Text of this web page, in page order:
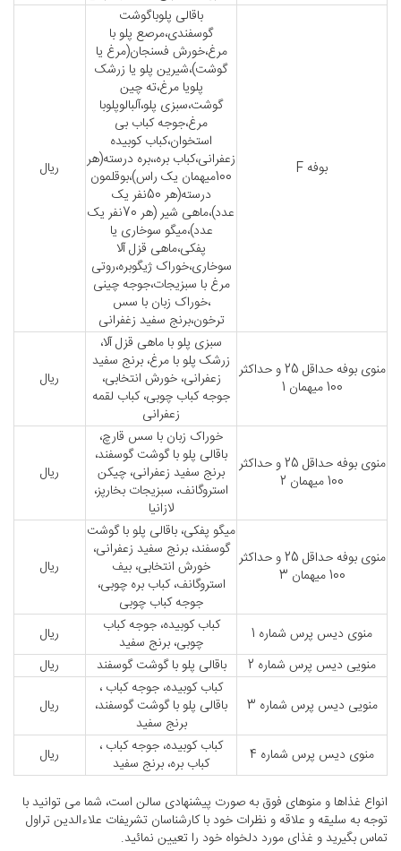
بوفه F
باقالی پلوباگوشت
گوسفندی،مرصع پلو با
مرغ،خورش فسنجان(مرغ یا
گوشت)،شیرین پلو یا زرشک
پلویا مرغ،ته چین
گوشت،سبزی پلو،آلبالوپلوبا
مرغ،جوجه کباب بی
استخوان،کباب کوبیده
زعفرانی،کباب بره،،بره درسته(هر
100میهمان یک راس)،بوقلمون
درسته(هر 50نفر یک
عدد)،ماهی شیر (هر 70نفر یک
عدد)،میگو سوخاری یا
پفکی،ماهی قزل آلا
سوخاری،خوراک ژیگوبره،روتی
مرغ با سبزیجات،جوجه چینی
،خوراک زبان با سس
ترخون،برنج سفید زغفرانی
ریال
منوی بوفه حداقل 25 و حداکثر
100 میهمان 1
سبزی پلو با ماهی قزل آلا،
زرشک پلو با مرغ، برنج سفید
زعفرانی، خورش انتخابی،
جوجه کباب چوبی، کباب لقمه
زعفرانی
ریال
منوی بوفه حداقل 25 و حداکثر
100 میهمان 2
خوراک زبان با سس قارچ،
باقالی پلو با گوشت گوسفند،
برنج سفید زعفرانی، چیکن
استروگانف، سبزیجات بخارپز،
لازانیا
ریال
منوی بوفه حداقل 25 و حداکثر
100 میهمان 3
میگو پفکی، باقالی پلو با گوشت
گوسفند، برنج سفید زعفرانی،
خورش انتخابی، بیف
استروگانف، کباب بره چوبی،
جوجه کباب چوبی
ریال
منوی دیس پرس شماره 1
کباب کوبیده، جوجه کباب
چوبی، برنج سفید
ریال
منویی دیس پرس شماره 2
باقالی پلو با گوشت گوسفند
ریال
منویی دیس پرس شماره 3
کباب کوبیده، جوجه کباب ،
باقالی پلو با گوشت گوسفند،
برنج سفید
ریال
منوی دیس پرس شماره 4
کباب کوبیده، جوجه کباب ،
کباب بره، برنج سفید
ریال
انواع غذاها و منوهای فوق به صورت پیشنهادی سالن است، شما می توانید با
توجه به سلیقه و علاقه و نظرات خود با کارشناسان تشریفات علاءالدین تراول
تماس بگیرید و غذای مورد دلخواه خود را تعیین نمائید.